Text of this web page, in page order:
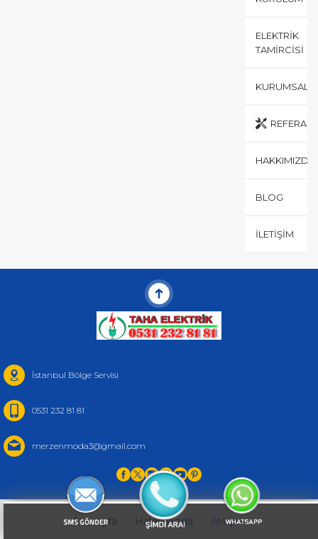
ELEKTRIK
TAMIRCISI
KURUMSAL
HAKKIMIZDA
BLOG
İLETIŞIM
İstanbul Bölge Servisi
0531 232 81 81
merzenmoda3@gmail.com
Anasayfa Hakkımızda İletişim